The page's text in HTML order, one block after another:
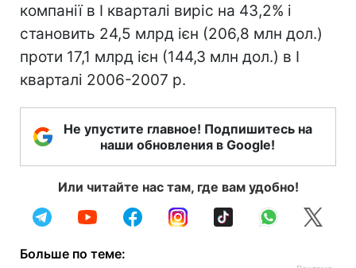
компанії в I кварталі виріс на 43,2% і
становить 24,5 млрд ієн (206,8 млн дол.)
проти 17,1 млрд ієн (144,3 млн дол.) в I
кварталі 2006-2007 р.
Не упустите главное! Подпишитесь на
наши обновления в Google!
Или читайте нас там, где вам удобно!
Больше по теме: